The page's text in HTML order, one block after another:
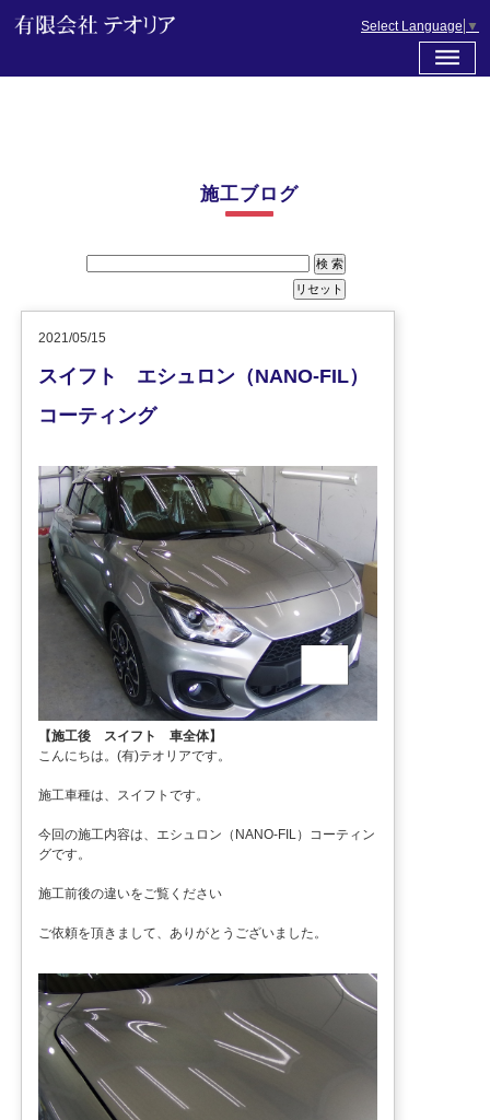
Select Language ▼
施工ブログ
2021/05/15
スイフト エシュロン（NANO-FIL）
コーティング
【施工後 スイフト 車全体】
こんにちは。(有)テオリアです。
施工車種は、スイフトです。
今回の施工内容は、エシュロン（NANO-FIL）コーティン
グです。
施工前後の違いをご覧ください
ご依頼を頂きまして、ありがとうございました。